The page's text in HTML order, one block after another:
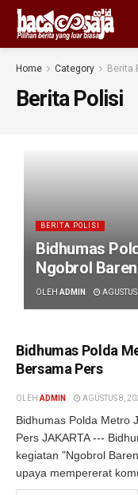
Home Category Berita
Berita Polisi
BERITA POLISI
Bidhumas
Ngobrol
OLEH ADMIN
Bidhumas Polda
Bersama Pers
OLEH ADMIN AGUSTUS 8,
Bidhumas Polda Metro
Pers JAKARTA ---
kegiatan "Ngobrol
upaya mempererat